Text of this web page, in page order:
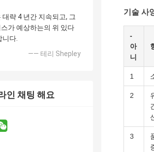
략 4 년간 지속되고, 그
가 예상하는의 위 있다
니다.
—— 테리 Shepley
인 채팅 해요
기술 사
-
아
니
1
2
3